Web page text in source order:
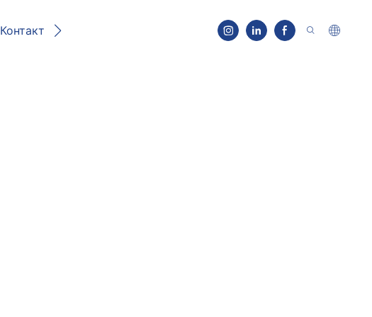
Контакт